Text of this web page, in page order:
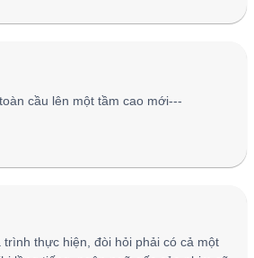
cầu lên một tầm cao mới---
thực hiện, đòi hỏi phải có cả một